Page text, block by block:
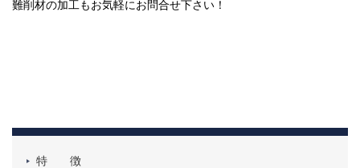
難削材の加工もお気軽にお問合せ下さい！
特 徴